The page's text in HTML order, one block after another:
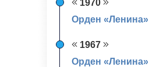
1970
Орден «Ленина»
1967
Орден «Ленина»